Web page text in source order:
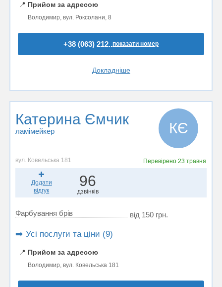
📍 Прийом за адресою
Володимир, вул. Роксолани, 8
+38 (063) 212..показати номер
Докладніше
Катерина Ємчик
ламімейкер КЄ
вул. Ковельська 181 Перевірено23 травня
Додати
відгук
96
дзвінків
Фарбування брів від 150 грн.
➡️ Усі послуги та ціни (9)
📍 Прийом за адресою
Володимир, вул. Ковельська 181